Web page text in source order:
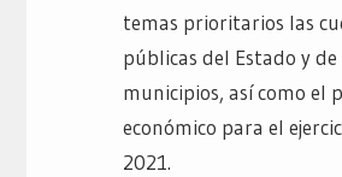
temas prioritarios las
públicas del Estado y de
municipios, así como el
económico para el
2021.